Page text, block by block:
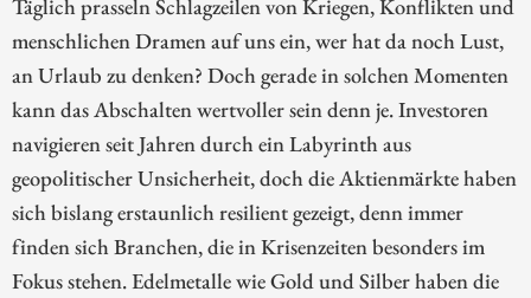
menschlichen Dramen auf uns ein, wer hat da noch Lust,
an Urlaub zu denken? Doch gerade in solchen Momenten
kann das Abschalten wertvoller sein denn je. Investoren
navigieren seit Jahren durch ein Labyrinth aus
geopolitischer Unsicherheit, doch die Aktienmärkte haben
sich bislang erstaunlich resilient gezeigt, denn immer
finden sich Branchen, die in Krisenzeiten besonders im
Fokus stehen. Edelmetalle wie Gold und Silber haben die